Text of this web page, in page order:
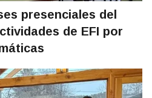
presenciales del
de EFI por